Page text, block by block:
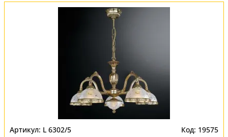
L 6302/5 19575